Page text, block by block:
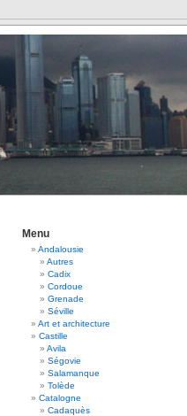
Menu
Andalousie
Autres
Cadix
Cordoue
Grenade
Séville
Art et architecture
Castille
Avila
Ségovie
Salamanque
Tolède
Catalogne
Cadaquès